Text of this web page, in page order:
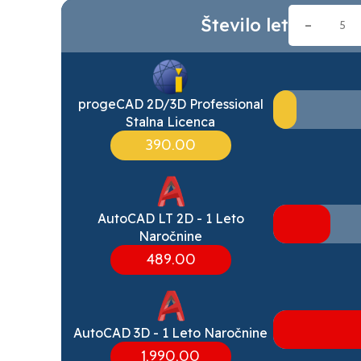
Število let -
progeCAD 2D/3D Professional
Stalna Licenca
390.00
AutoCAD LT 2D - 1 Leto
Naročnine
489.00
AutoCAD 3D - 1 Leto Naročnine
1,990.00